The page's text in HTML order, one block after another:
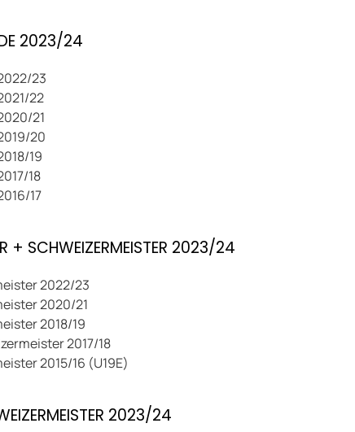
2023/24
23
22
21
20
19
18
17
+ SCHWEIZERMEISTER 2023/24
2022/23
2020/21
2018/19
2017/18
2015/16 (U19E)
2023/24